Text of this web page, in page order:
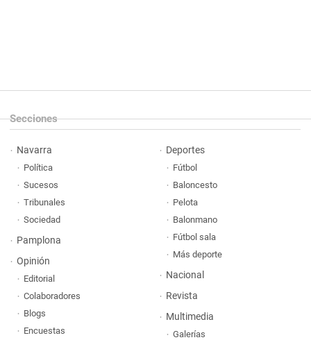
Secciones
Navarra
Política
Sucesos
Tribunales
Sociedad
Pamplona
Opinión
Editorial
Colaboradores
Blogs
Encuestas
Deportes
Fútbol
Baloncesto
Pelota
Balonmano
Fútbol sala
Más deporte
Nacional
Revista
Multimedia
Galerías